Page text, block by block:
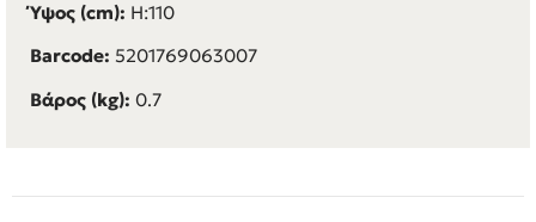
Ύψος (cm): H:110
Barcode: 5201769063007
Βάρος (kg): 0.7